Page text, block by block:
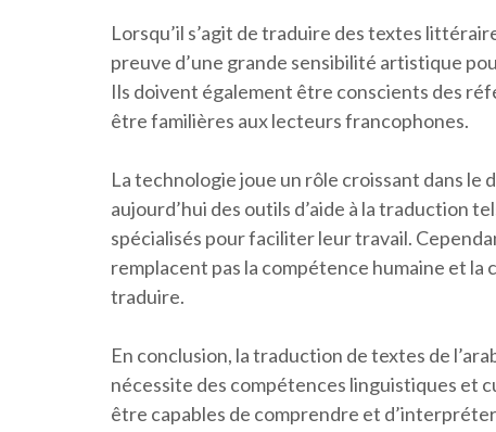
Lorsqu’il s’agit de traduire des textes
preuve d’une grande sensibilité artistique
Ils doivent également être conscients des
être familières aux lecteurs francophones.
La technologie joue un rôle croissant dans
aujourd’hui des outils d’aide à la traduction
spécialisés pour faciliter leur travail.
remplacent pas la compétence humaine et
traduire.
En conclusion, la traduction de textes de
nécessite des compétences linguistiques et
être capables de comprendre et